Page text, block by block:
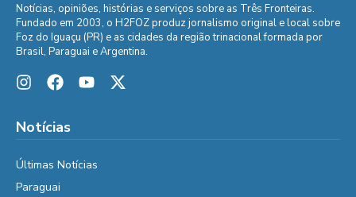
Notícias, opiniões, histórias e serviços sobre as Três Fronteiras.
Fundado em 2003, o H2FOZ produz jornalismo original e local sobre
Foz do Iguaçu (PR) e as cidades da região trinacional formada por
Brasil, Paraguai e Argentina.
Notícias
Últimas Notícias
Paraguai